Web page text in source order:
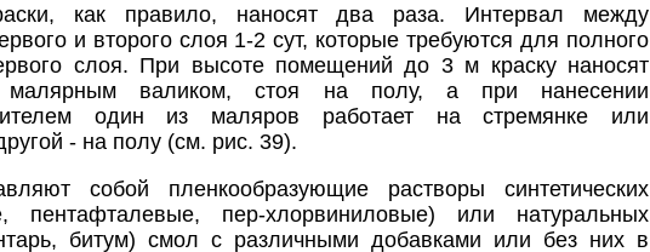
как правило, наносят два раза. Интервал между
и второго слоя 1-2 сут, которые требуются для полного
слоя. При высоте помещений до 3 м краску наносят
малярным валиком, стоя на полу, а при нанесении
один из маляров работает на стремянке или
- на полу (см. рис. 39).
собой пленкообразующие растворы синтетических
пентафталевые, пер-хлорвиниловые) или натуральных
битум) смол с различными добавками или без них в